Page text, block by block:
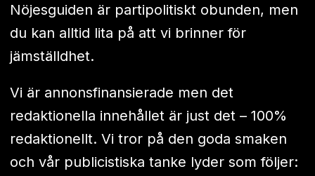
Nöjesguiden är partipolitiskt obunden, men
du kan alltid lita på att vi brinner för
jämställdhet.
Vi är annonsfinansierade men det
redaktionella innehållet är just det – 100%
redaktionellt. Vi tror på den goda smaken
och vår publicistiska tanke lyder som följer: